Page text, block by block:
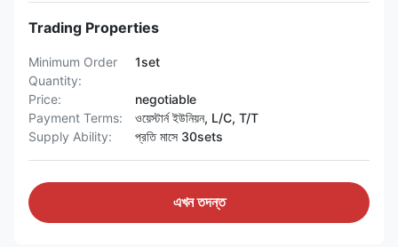
Trading Properties
Minimum Order
Quantity:
1set
Price:
negotiable
Payment Terms:
ওয়েস্টার্ন ইউনিয়ন, L/C, T/T
Supply Ability:
প্রতি মাসে 30sets
এখন তদন্ত